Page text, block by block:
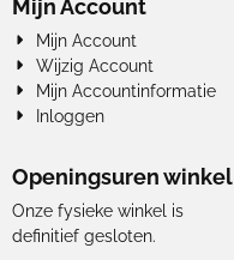
Mijn Account
Mijn Account
Wijzig Account
Mijn Accountinformatie
Inloggen
Openingsuren winkel
Onze fysieke winkel is
definitief gesloten.